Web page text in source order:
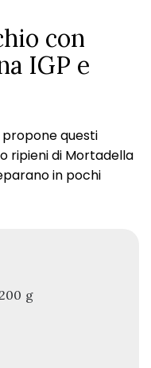
con
IGP e
propone questi
ripieni di Mortadella
in pochi
g